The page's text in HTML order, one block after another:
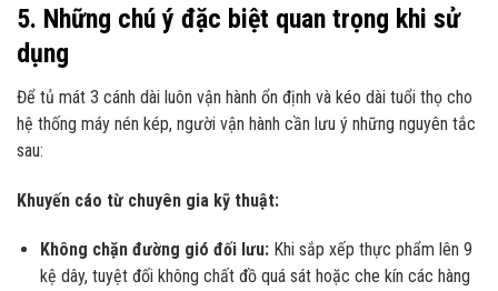
5. Những chú ý đặc biệt quan trọng khi sử
dụng
Để tủ mát 3 cánh dài luôn vận hành ổn định và kéo dài tuổi thọ cho
hệ thống máy nén kép, người vận hành cần lưu ý những nguyên tắc
sau:
Khuyến cáo từ chuyên gia kỹ thuật:
Không chặn đường gió đối lưu:Khi sắp xếp thực phẩm lên 9
kệ dây, tuyệt đối không chất đồ quá sát hoặc che kín các hàng